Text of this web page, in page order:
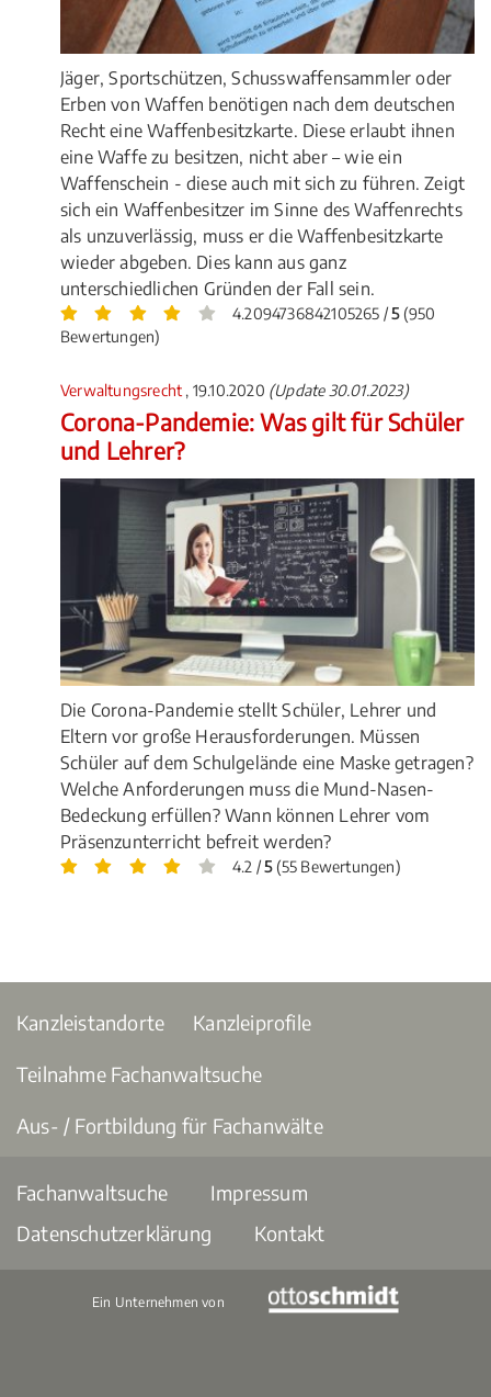
Jäger, Sportschützen, Schusswaffensammler oder
Erben von Waffen benötigen nach dem deutschen
Recht eine Waffenbesitzkarte. Diese erlaubt ihnen
eine Waffe zu besitzen, nicht aber – wie ein
Waffenschein - diese auch mit sich zu führen. Zeigt
sich ein Waffenbesitzer im Sinne des Waffenrechts
als unzuverlässig, muss er die Waffenbesitzkarte
wieder abgeben. Dies kann aus ganz
unterschiedlichen Gründen der Fall sein.
4.2094736842105265 /5(950
Bewertungen)
Verwaltungsrecht , 19.10.2020 (Update 30.01.2023)
Corona-Pandemie: Was gilt für Schüler
und Lehrer?
Die Corona-Pandemie stellt Schüler, Lehrer und
Eltern vor große Herausforderungen. Müssen
Schüler auf dem Schulgelände eine Maske getragen?
Welche Anforderungen muss die Mund-Nasen-
Bedeckung erfüllen? Wann können Lehrer vom
Präsenzunterricht befreit werden?
4.2 /5(55 Bewertungen)
Kanzleistandorte Kanzleiprofile
Teilnahme Fachanwaltsuche
Aus- / Fortbildung für Fachanwälte
Fachanwaltsuche
Impressum
Datenschutzerklärung
Kontakt
Ein Unternehmen von